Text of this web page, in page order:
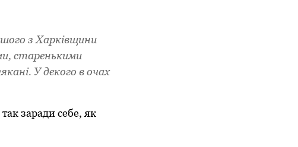
з Харківщини
старенькими
У декого в очах
заради себе, як